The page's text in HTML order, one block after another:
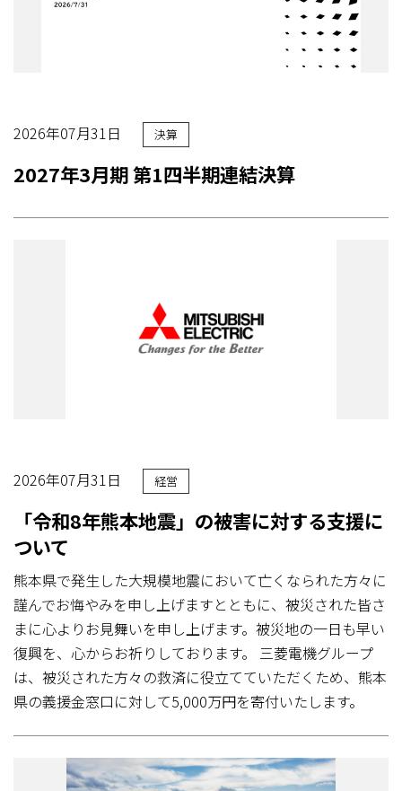
2026年07月31日 決算
2027年3月期 第1四半期連結決算
2026年07月31日 経営
「令和8年熊本地震」の被害に対する支援に
ついて
熊本県で発生した大規模地震において亡くなられた方々に
謹んでお悔やみを申し上げますとともに、被災された皆さ
まに心よりお見舞いを申し上げます。被災地の一日も早い
復興を、心からお祈りしております。 三菱電機グループ
は、被災された方々の救済に役立てていただくため、熊本
県の義援金窓口に対して5,000万円を寄付いたします。